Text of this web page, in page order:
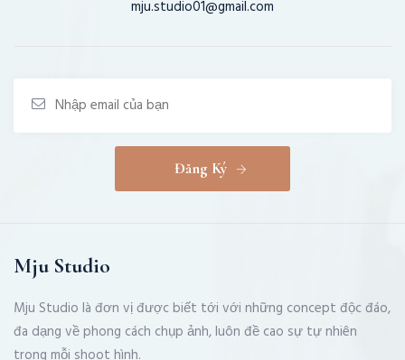
mju.studio01@gmail.com
Đăng Ký
Mju Studio
Mju Studio là đơn vị được biết tới với những concept độc đáo,
đa dạng về phong cách chụp ảnh, luôn đề cao sự tự nhiên
trong mỗi shoot hình.